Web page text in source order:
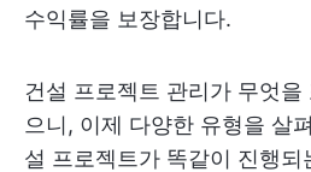
수익률을 보장합니다.
건설 프로젝트 관리가 무엇
으니, 이제 다양한 유형을 살
설 프로젝트가 똑같이 진행되